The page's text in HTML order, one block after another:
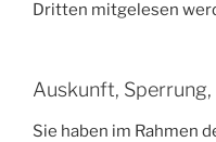
Dritten mitgelesen
Auskunft,
Sie haben im Rahmen